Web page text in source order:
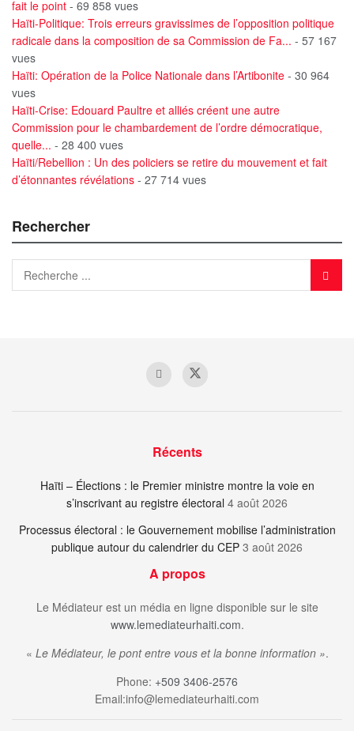
fait le point - 69 858 vues
Haïti-Politique: Trois erreurs gravissimes de l’opposition politique
radicale dans la composition de sa Commission de Fa... - 57 167
vues
Haïti: Opération de la Police Nationale dans l’Artibonite - 30 964
vues
Haïti-Crise: Edouard Paultre et alliés créent une autre
Commission pour le chambardement de l’ordre démocratique,
quelle... - 28 400 vues
Haïti/Rebellion : Un des policiers se retire du mouvement et fait
d’étonnantes révélations - 27 714 vues
Rechercher
Récents
Haïti – Élections : le Premier ministre montre la voie en
s’inscrivant au registre électoral 4 août 2026
Processus électoral : le Gouvernement mobilise l’administration
publique autour du calendrier du CEP 3 août 2026
A propos
Le Médiateur est un média en ligne disponible sur le site
www.lemediateurhaiti.com.
« Le Médiateur, le pont entre vous et la bonne information ».
Phone: +509 3406-2576
Email:info@lemediateurhaiti.com